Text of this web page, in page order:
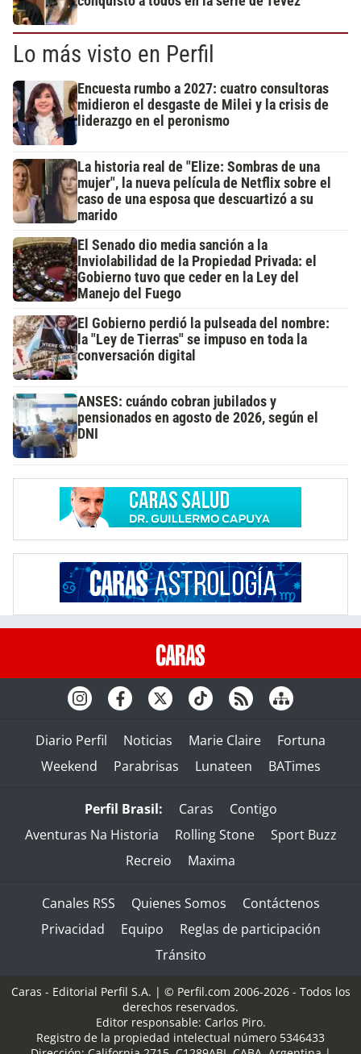
Lo más visto en Perfil
Encuesta rumbo a 2027: cuatro consultoras
midieron el desgaste de Milei y la crisis de
liderazgo en el peronismo
La historia real de "Elize: Sombras de una
mujer", la nueva película de Netflix sobre el
caso de una esposa que descuartizó a su
marido
El Senado dio media sanción a la
Inviolabilidad de la Propiedad Privada: el
Gobierno tuvo que ceder en la Ley del
Manejo del Fuego
El Gobierno perdió la pulseada del nombre:
la "Ley de Tierras" se impuso en toda la
conversación digital
ANSES: cuándo cobran jubilados y
pensionados en agosto de 2026, según el
DNI
Diario Perfil Noticias Marie Claire
Fortuna
Weekend
Parabrisas Lunateen BATimes
Perfil Brasil: Caras
Contigo
Aventuras Na Historia
Rolling Stone
Sport Buzz
Recreio
Maxima
Canales RSS Quienes Somos
Contáctenos
Privacidad
Equipo
Reglas de participación
Tránsito
Caras - Editorial Perfil S.A. | © Perfil.com 2006-2026 - Todos los
derechos reservados.
Editor responsable: Carlos Piro.
Registro de la propiedad intelectual número 5346433